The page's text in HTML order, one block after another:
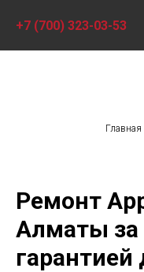
+7 (700) 323-03-53
Главная
Ремонт
Алматы за
гарантией